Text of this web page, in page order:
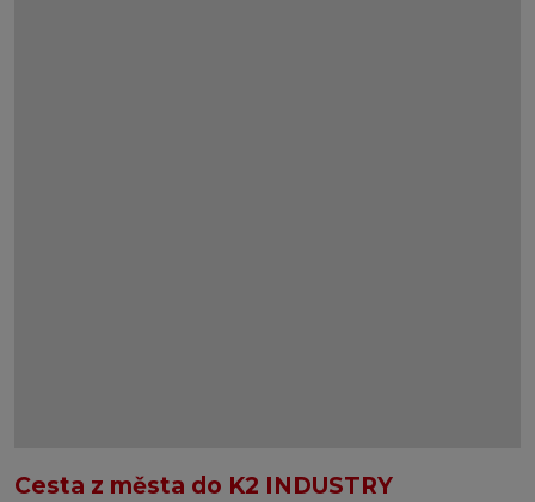
Cesta z města do K2 INDUSTRY